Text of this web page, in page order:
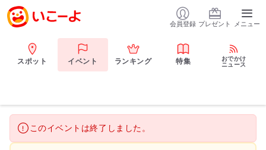
会員登録 プレゼント メニュー
スポット イベント ランキング 特集
おでかけ
ニュース
このイベントは終了しました。